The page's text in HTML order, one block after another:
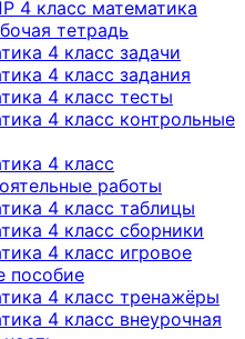
4 класс математика
тетрадь
4 класс задачи
4 класс задания
4 класс тесты
4 класс контрольные
4 класс
работы
4 класс таблицы
4 класс сборники
4 класс игровое
пособие
4 класс тренажёры
4 класс внеурочная